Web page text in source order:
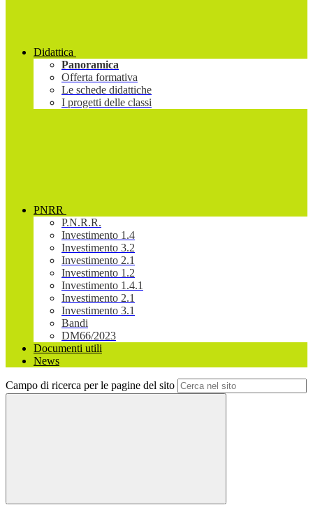
Didattica
Panoramica
Offerta formativa
Le schede didattiche
I progetti delle classi
PNRR
P.N.R.R.
Investimento 1.4
Investimento 3.2
Investimento 2.1
Investimento 1.2
Investimento 1.4.1
Investimento 2.1
Investimento 3.1
Bandi
DM66/2023
Documenti utili
News
Campo di ricerca per le pagine del sito